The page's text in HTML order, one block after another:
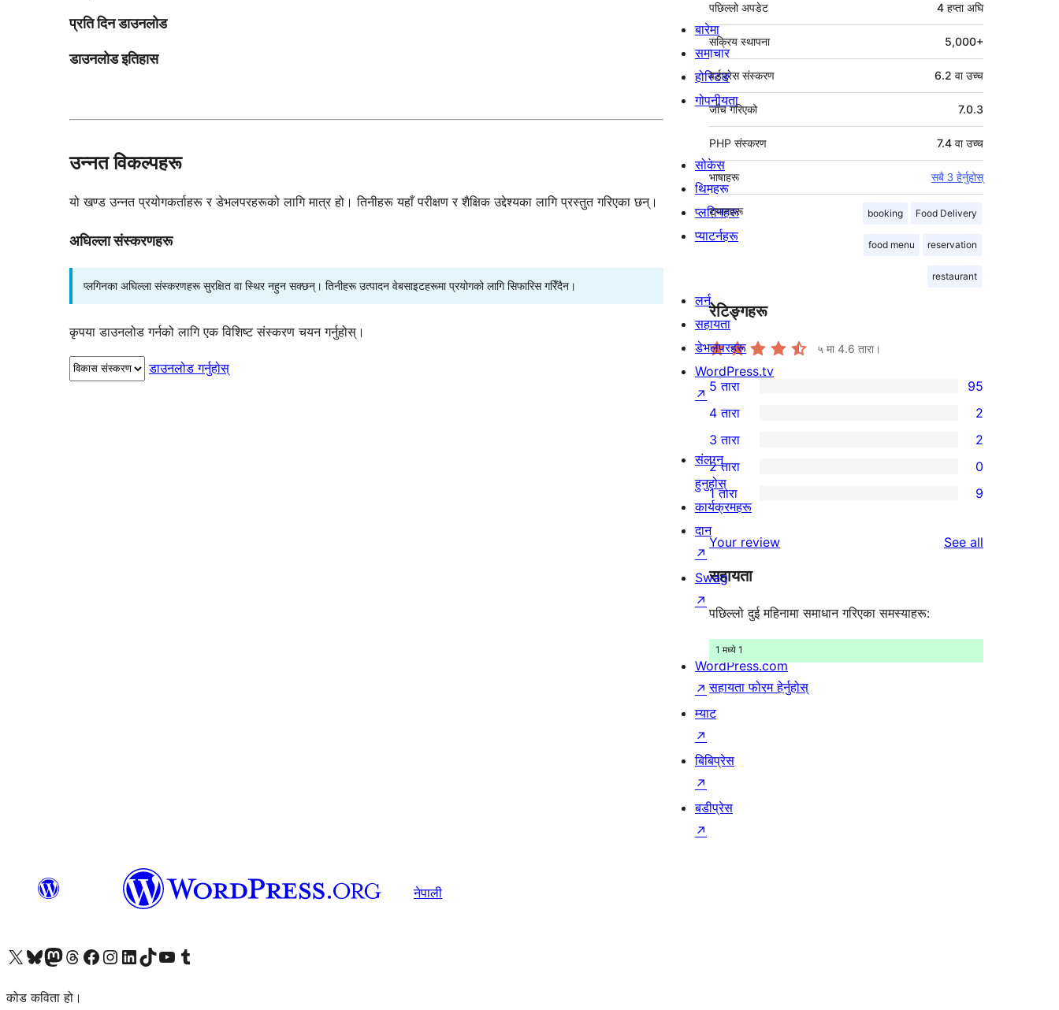
प्रति दिन डाउनलोड
डाउनलोड इतिहास
उन्नत विकल्पहरू
यो खण्ड उन्नत प्रयोगकर्ताहरू र डेभलपरहरूको लागि मात्र हो। तिनीहरू यहाँ परीक्षण र शैक्षिक उद्देश्यका लागि प्रस्तुत गरिएका छन्।
अघिल्ला संस्करणहरू
प्लगिनका अघिल्ला संस्करणहरू सुरक्षित वा स्थिर नहुन सक्छन्। तिनीहरू उत्पादन वेबसाइटहरूमा प्रयोगको लागि सिफारिस गरिँदैन।
कृपया डाउनलोड गर्नको लागि एक विशिष्ट संस्करण चयन गर्नुहोस्।
डाउनलोड गर्नुहोस्
पछिल्लो अपडेट 4 हप्ताअघि
सक्रिय स्थापना 5,000+
वर्डप्रेस संस्करण 6.2 वा उच्च
जाँच गरिएको 7.0.3
PHP संस्करण 7.4 वा उच्च
भाषाहरू सबै 3 हेर्नुहोस्
ट्यागहरू booking Food Delivery
food menu reservation
restaurant
रेटिङ्गहरू
५ मा4.6 तारा।
95
5-
तारा
समीक्षाहरू
5 तारा 95
4-
तारा
समीक्षाहरू
4 तारा 2
2
3-
तारा
3 तारा 2
0
2-
तारा
समीक्षाहरू
2 तारा 0
9
1-
तारा
समीक्षाहरू
1 तारा 9
Your review See all
सहायता
पछिल्लो दुई महिनामा समाधान गरिएका समस्याहरू:
1 मध्ये 1
सहायता फोरम हेर्नुहोस्
बारेमा
समाचार
होस्टिङ
गोपनीयता
सोकेस
थिमहरू
प्लगिनहरू
प्याटर्नहरू
लर्न
सहायता
डेभलपरहरू
WordPress.tv
↗
संलग्न
हुनुहोस्
कार्यक्रमहरू
दान
↗
Swag
↗
WordPress.com
↗
म्याट
↗
बिबिप्रेस
↗
बडीप्रेस
↗
नेपाली
हाम्रो X (पहिले ट्विटर) खातामा जानुहोस्
हाम्रो Bluesky खाता भ्रमण गर्नुहोस्
हाम्रो म्यास्टोडन खाता भ्रमण गर्नुहोस्
हाम्रो थ्रेड्स खातामा जानुहोस्
हाम्रो फेसबुक पेजमा जानुहोस्
हाम्रो इन्स्टाग्राम खातामा जानुहोस्
हाम्रो लिङ्क्डइन खातामा जानुहोस्
हाम्रो TikTok खाता भ्रमण गर्नुहोस्
हाम्रो युट्युब च्यानलमा जानुहोस्
हाम्रो टम्बलर खाता भ्रमण गर्नुहोस्
कोड कविता हो।